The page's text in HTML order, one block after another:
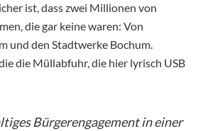
ist, dass zwei Millionen von
die gar keine waren: Von
und den Stadtwerke Bochum.
die Müllabfuhr, die hier lyrisch USB
Bürgerengagement in einer